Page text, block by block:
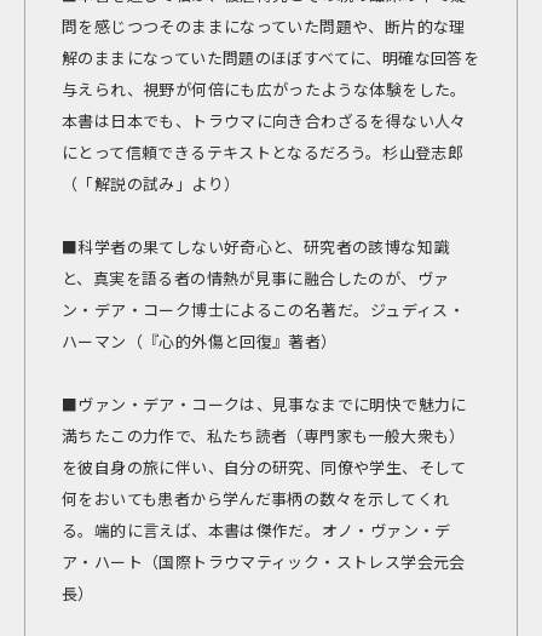
問を感じつつそのままになっていた問題や、断片的な理
解のままになっていた問題のほぼすべてに、明確な回答を
与えられ、視野が何倍にも広がったような体験をした。
本書は日本でも、トラウマに向き合わざるを得ない人々
にとって信頼できるテキストとなるだろう。――杉山登志郎
（「解説の試み」より）
■科学者の果てしない好奇心と、研究者の該博な知識
と、真実を語る者の情熱が見事に融合したのが、ヴァ
ン・デア・コーク博士によるこの名著だ。――ジュディス・
ハーマン（『心的外傷と回復』著者）
■ヴァン・デア・コークは、見事なまでに明快で魅力に
満ちたこの力作で、私たち読者（専門家も一般大衆も）
を彼自身の旅に伴い、自分の研究、同僚や学生、そして
何をおいても患者から学んだ事柄の数々を示してくれ
る。端的に言えば、本書は傑作だ。――オノ・ヴァン・デ
ア・ハート（国際トラウマティック・ストレス学会元会
長）